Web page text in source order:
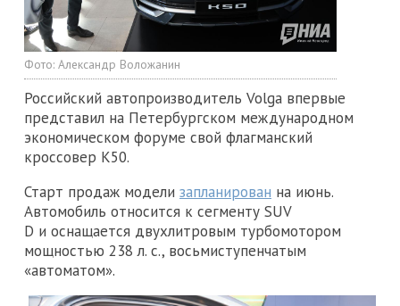
Фото: Александр Воложанин
Российский автопроизводитель Volga впервые
представил на Петербургском международном
экономическом форуме свой флагманский
кроссовер K50.
Старт продаж модели запланирован на июнь.
Автомобиль относится к сегменту SUV
D и оснащается двухлитровым турбомотором
мощностью 238 л. с., восьмиступенчатым
«автоматом».